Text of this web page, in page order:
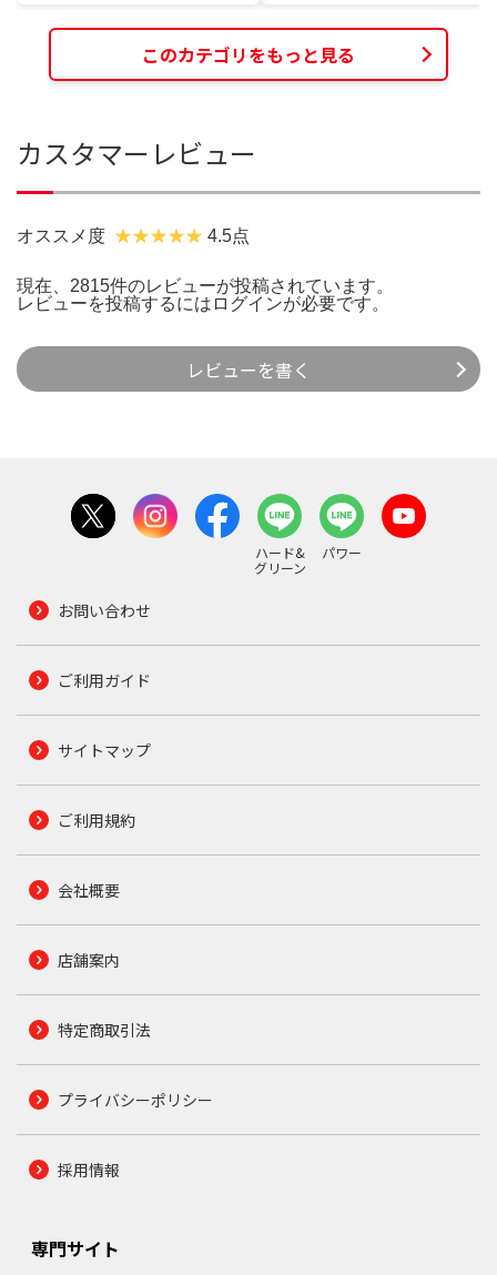
このカテゴリをもっと見る
カスタマーレビュー
オススメ度 4.5点
現在、2815件のレビューが投稿されています。
レビューを投稿するには ログインが必要です。
レビューを書く
ハード&
グリーン
パワー
お問い合わせ
ご利用ガイド
サイトマップ
ご利用規約
会社概要
店舗案内
特定商取引法
プライバシーポリシー
採用情報
専門サイト